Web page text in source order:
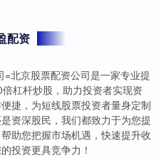
配资
北京股票配资公司是一家专业提
杠杆炒股，助力投资者实现资
捷，为短线股票投资者量身定制
资深股民，我们都致力于为您提
助您把握市场机遇，快速提升收
投资更具竞争力！